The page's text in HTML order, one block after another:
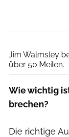
Jim Walmsley
über 50 Meilen.
Wie wichtig
brechen?
Die richtige